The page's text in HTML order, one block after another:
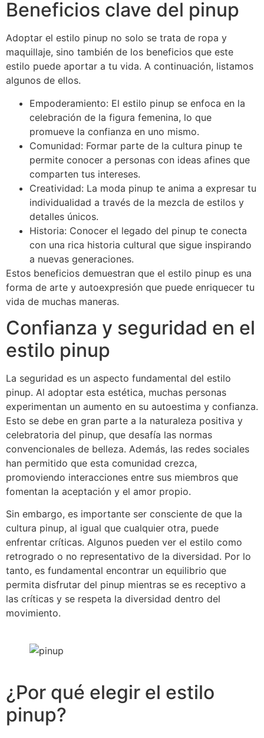
Beneficios clave del pinup
Adoptar el estilo pinup no solo se trata de ropa y
maquillaje, sino también de los beneficios que este
estilo puede aportar a tu vida. A continuación, listamos
algunos de ellos.
Empoderamiento: El estilo pinup se enfoca en la
celebración de la figura femenina, lo que
promueve la confianza en uno mismo.
Comunidad: Formar parte de la cultura pinup te
permite conocer a personas con ideas afines que
comparten tus intereses.
Creatividad: La moda pinup te anima a expresar tu
individualidad a través de la mezcla de estilos y
detalles únicos.
Historia: Conocer el legado del pinup te conecta
con una rica historia cultural que sigue inspirando
a nuevas generaciones.
Estos beneficios demuestran que el estilo pinup es una
forma de arte y autoexpresión que puede enriquecer tu
vida de muchas maneras.
Confianza y seguridad en el
estilo pinup
La seguridad es un aspecto fundamental del estilo
pinup. Al adoptar esta estética, muchas personas
experimentan un aumento en su autoestima y confianza.
Esto se debe en gran parte a la naturaleza positiva y
celebratoria del pinup, que desafía las normas
convencionales de belleza. Además, las redes sociales
han permitido que esta comunidad crezca,
promoviendo interacciones entre sus miembros que
fomentan la aceptación y el amor propio.
Sin embargo, es importante ser consciente de que la
cultura pinup, al igual que cualquier otra, puede
enfrentar críticas. Algunos pueden ver el estilo como
retrogrado o no representativo de la diversidad. Por lo
tanto, es fundamental encontrar un equilibrio que
permita disfrutar del pinup mientras se es receptivo a
las críticas y se respeta la diversidad dentro del
movimiento.
¿Por qué elegir el estilo
pinup?